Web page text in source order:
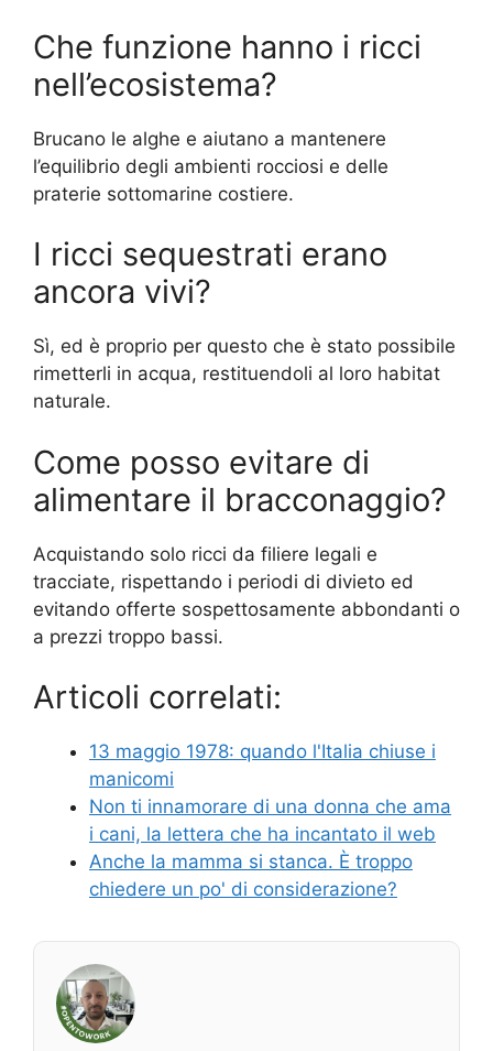
Che funzione hanno i ricci
nell’ecosistema?
Brucano le alghe e aiutano a mantenere
l’equilibrio degli ambienti rocciosi e delle
praterie sottomarine costiere.
I ricci sequestrati erano
ancora vivi?
Sì, ed è proprio per questo che è stato possibile
rimetterli in acqua, restituendoli al loro habitat
naturale.
Come posso evitare di
alimentare il bracconaggio?
Acquistando solo ricci da filiere legali e
tracciate, rispettando i periodi di divieto ed
evitando offerte sospettosamente abbondanti o
a prezzi troppo bassi.
Articoli correlati:
13 maggio 1978: quando l'Italia chiuse i
manicomi
Non ti innamorare di una donna che ama
i cani, la lettera che ha incantato il web
Anche la mamma si stanca. È troppo
chiedere un po' di considerazione?